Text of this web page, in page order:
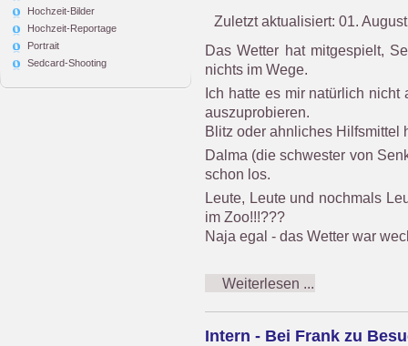
Hochzeit-Bilder
Hochzeit-Reportage
Portrait
Sedcard-Shooting
Zuletzt aktualisiert: 01.
Das Wetter hat mitgespielt,
nichts im Wege.
Ich hatte es mir natürlich
auszuprobieren.
Blitz oder ahnliches Hilfsmittel
Dalma (die schwester von
schon los.
Leute, Leute und nochmals
im Zoo!!!???
Naja egal - das Wetter war
Weiterlesen ...
Intern - Bei Frank zu